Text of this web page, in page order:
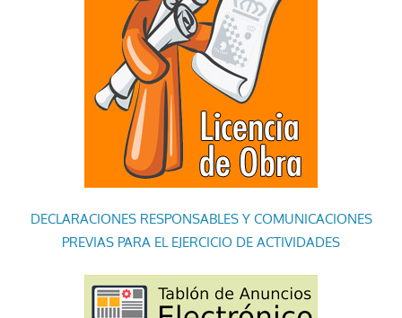
DECLARACIONES RESPONSABLES Y COMUNICACIONES
PREVIAS PARA EL EJERCICIO DE ACTIVIDADES